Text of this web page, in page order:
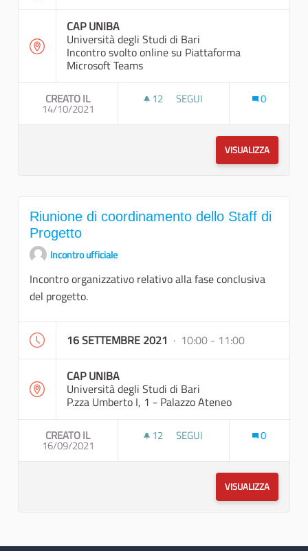
CAP UNIBA
Università degli Studi di Bari
Incontro svolto online su Piattaforma
Microsoft Teams
CREATO IL
14/10/2021
12 12 SOSTENITORI
SEGUI 0
VISUALIZZA
Riunione di coordinamento dello Staff di
Progetto
Incontro ufficiale
Incontro organizzativo relativo alla fase conclusiva
del progetto.
16 SETTEMBRE 2021 · 10:00 - 11:00
CAP UNIBA
Università degli Studi di Bari
P.zza Umberto I, 1 - Palazzo Ateneo
CREATO IL
16/09/2021
12 12 SOSTENITORI
SEGUI 0
VISUALIZZA